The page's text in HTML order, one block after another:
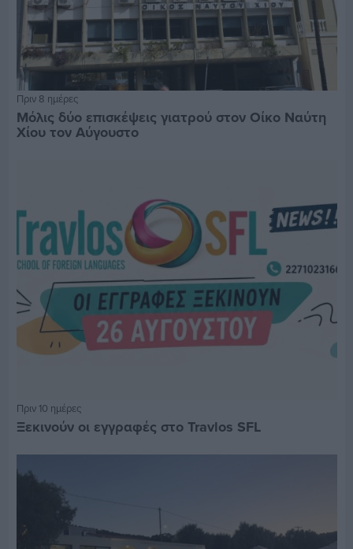
Πριν 8 ημέρες
Μόλις δύο επισκέψεις γιατρού στον Οίκο Ναύτη
Χίου τον Αύγουστο
Πριν 10 ημέρες
Ξεκινούν οι εγγραφές στο Travlos SFL